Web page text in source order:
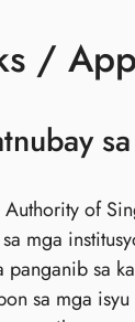
/
of
mga
panganib sa
sa mga